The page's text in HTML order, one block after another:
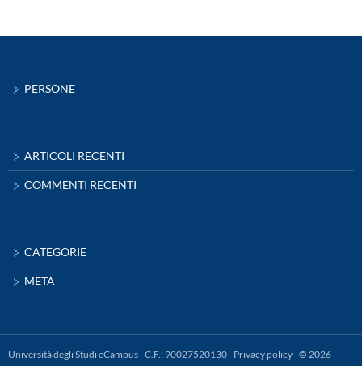
PERSONE
ARTICOLI RECENTI
COMMENTI RECENTI
CATEGORIE
META
Università degli Studi eCampus - C.F.: 90027520130 - Privacy policy- © 2026